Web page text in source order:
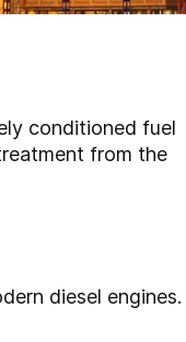
conditioned fuel
from the
diesel engines.